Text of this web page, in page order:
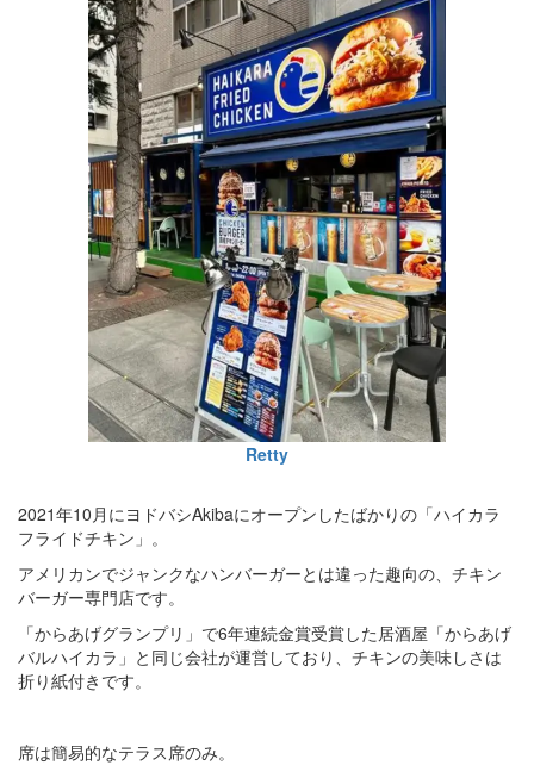
Retty
2021年10月にヨドバシAkibaにオープンしたばかりの「ハイカラ
フライドチキン」。
アメリカンでジャンクなハンバーガーとは違った趣向の、チキン
バーガー専門店です。
「からあげグランプリ」で6年連続金賞受賞した居酒屋「からあげ
バルハイカラ」と同じ会社が運営しており、チキンの美味しさは
折り紙付きです。
席は簡易的なテラス席のみ。